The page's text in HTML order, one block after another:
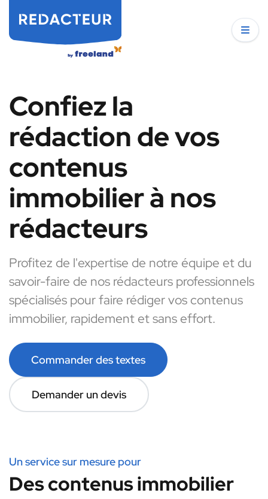
Confiez la
rédaction de vos
contenus
immobilier à nos
rédacteurs
Profitez de l'expertise de notre équipe et du
savoir-faire de nos rédacteurs professionnels
spécialisés pour faire rédiger vos contenus
immobilier, rapidement et sans effort.
Commander des textes
Demander un devis
Un service sur mesure pour
Des contenus immobilier